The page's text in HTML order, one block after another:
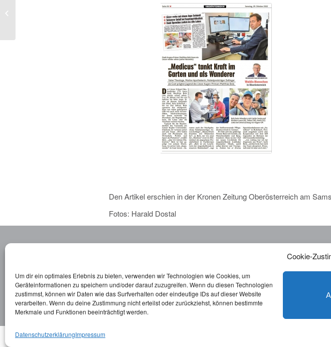
Cookie-
Um dir ein optimales Erlebnis zu bieten, verwenden wir Technologien wie Cookies, um
Geräteinformationen zu speichern und/oder darauf zuzugreifen. Wenn du diesen Technologien
zustimmst, können wir Daten wie das Surfverhalten oder eindeutige IDs auf dieser Website
verarbeiten. Wenn du deine Zustimmung nicht erteilst oder zurückziehst, können bestimmte
Merkmale und Funktionen beeinträchtigt werden.
DatenschutzerklärungImpressum
Den Artikel erschien in der Kronen Zeitung Oberösterreich am
Fotos: Harald Dostal
Promenade 28
4020 Linz